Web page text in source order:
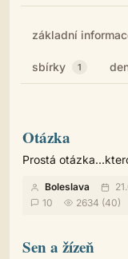
základní
sbírky 1
Otázka
Prostá
Boleslava
10
2634 (40)
Sen a žízeň